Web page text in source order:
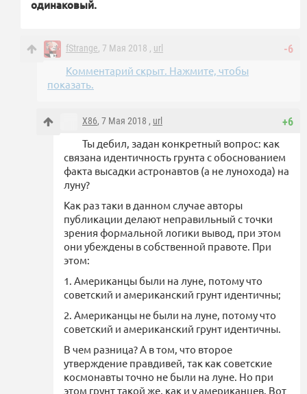
одинаковый.
-6
fStrange, 7 Мая 2018 , url
Комментарий скрыт. Нажмите, чтобы
показать.
+6
X86, 7 Мая 2018 , url
Ты дебил, задан конкретный вопрос: как
связана идентичность грунта с обоснованием
факта высадки астронавтов (а не лунохода) на
луну?
Как раз таки в данном случае авторы
публикации делают неправильный с точки
зрения формальной логики вывод, при этом
они убеждены в собственной правоте. При
этом:
1. Американцы были на луне, потому что
советский и американский грунт идентичны;
2. Американцы не были на луне, потому что
советский и американский грунт идентичны.
В чем разница? А в том, что второе
утверждение правдивей, так как советские
космонавты точно не были на луне. Но при
этом грунт такой же, как и у американцев. Вот